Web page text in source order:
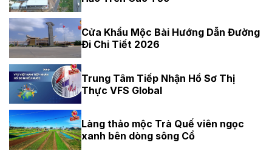
Cửa Khẩu Mộc Bài Hướng Dẫn Đường
Đi Chi Tiết 2026
Trung Tâm Tiếp Nhận Hồ Sơ Thị
Thực VFS Global
Làng thảo mộc Trà Quế viên ngọc
xanh bên dòng sông Cổ